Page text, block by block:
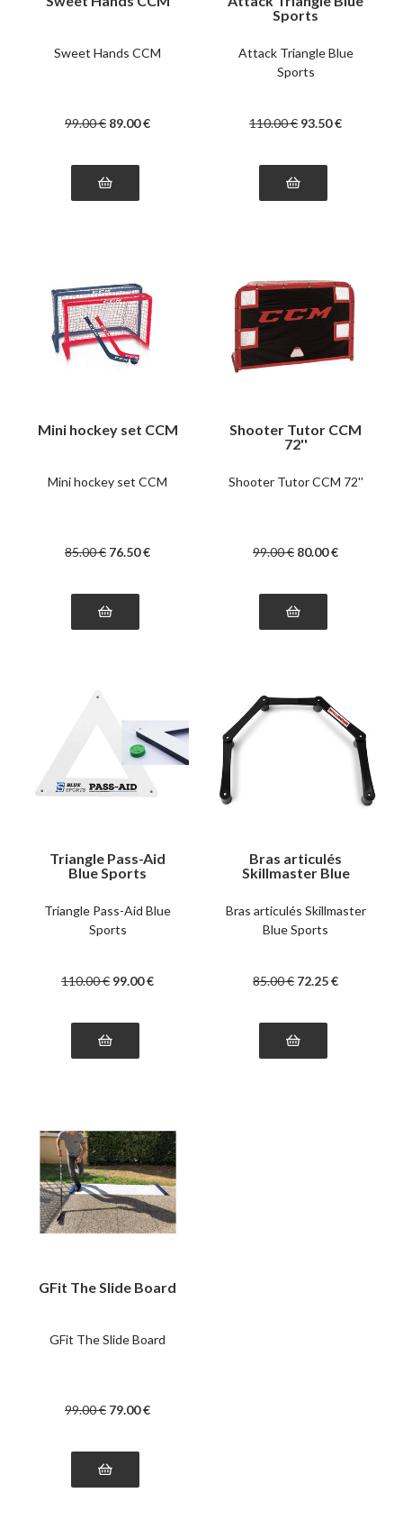
Sweet Hands CCM
99.00€ 89.00€
Sports
Attack Triangle Blue
Sports
110.00€ 93.50€
Mini hockey set CCM
Mini hockey set CCM
85.00€ 76.50€
Shooter Tutor CCM
72''
Shooter Tutor CCM 72''
99.00€ 80.00€
Triangle Pass-Aid
Blue Sports
Triangle Pass-Aid Blue
Sports
110.00€ 99.00€
Bras articulés
Skillmaster Blue
Bras articulés Skillmaster
Blue Sports
85.00€ 72.25€
GFit The Slide Board
GFit The Slide Board
99.00€ 79.00€